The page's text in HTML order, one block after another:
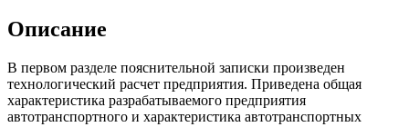
Описание
В первом разделе пояснительной записки произведен
технологический расчет предприятия. Приведена общая
характеристика разрабатываемого предприятия
автотранспортного и характеристика автотранспортных